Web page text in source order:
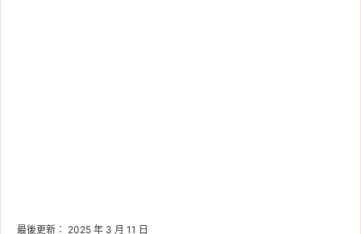
最後更新： 2025 年 3 月 11 日